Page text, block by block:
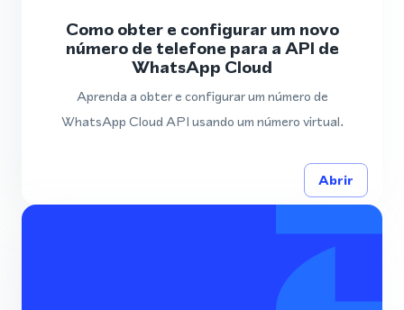
Como obter e configurar um novo
número de telefone para a API de
WhatsApp Cloud
Aprenda a obter e configurar um número de
WhatsApp Cloud API usando um número virtual.
Abrir